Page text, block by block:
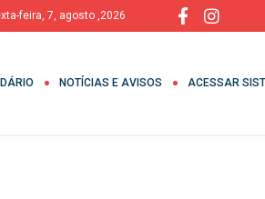
feira, 7, agosto ,2026
NOTÍCIAS E AVISOS ACESSAR